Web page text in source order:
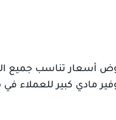
أسعار تناسب جميع
مادي كبير للعملاء